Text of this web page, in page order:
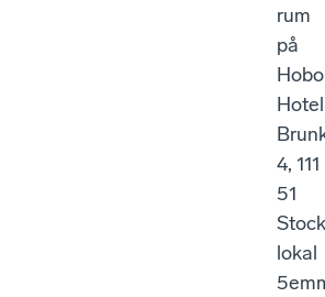
rum
på
Hobo
4, 111
51
lokal